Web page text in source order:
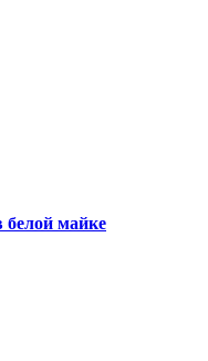
белой майке